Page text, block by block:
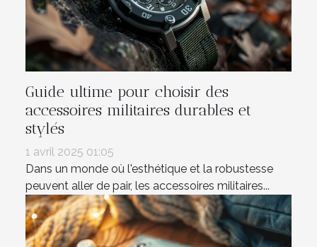
Guide ultime pour choisir des
accessoires militaires durables et
stylés
1 avril 2025 01:05
Dans un monde où l'esthétique et la robustesse
peuvent aller de pair, les accessoires militaires...